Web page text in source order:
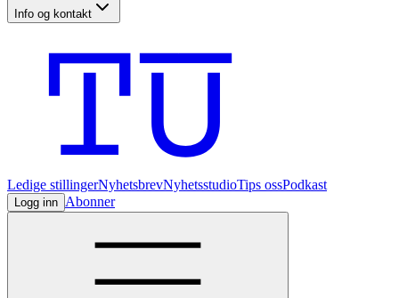
Info og kontakt
Ledige stillingerNyhetsbrevNyhetsstudioTips ossPodkast
Logg inn Abonner